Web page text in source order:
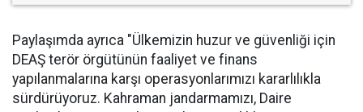
Paylaşımda ayrıca "Ülkemizin huzur ve güvenliği için
DEAŞ terör örgütünün faaliyet ve finans
yapılanmalarına karşı operasyonlarımızı kararlılıkla
sürdürüyoruz. Kahraman jandarmamızı, Daire